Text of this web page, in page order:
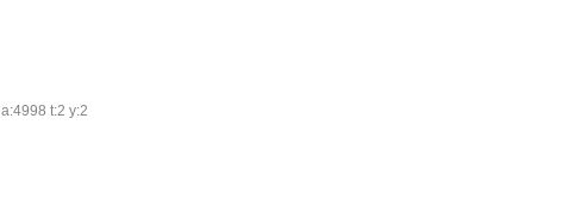
a:4998 t:2 y:2